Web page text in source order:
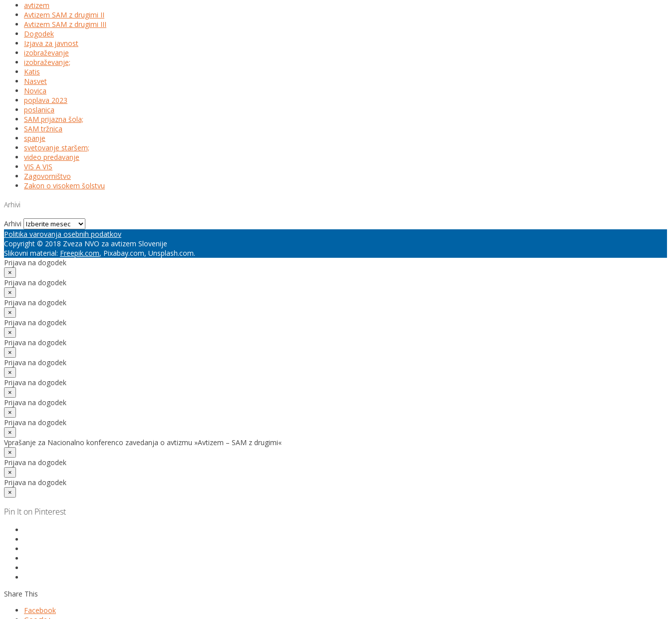
avtizem
Avtizem SAM z drugimi II
Avtizem SAM z drugimi III
Dogodek
Izjava za javnost
izobraževanje
izobraževanje;
Katis
Nasvet
Novica
poplava 2023
poslanica
SAM prijazna šola;
SAM tržnica
spanje
svetovanje staršem;
video predavanje
VIS A VIS
Zagovorništvo
Zakon o visokem šolstvu
Arhivi
Arhivi
Politika varovanja osebnih podatkov
Copyright © 2018 Zveza NVO za avtizem Slovenije
Slikovni material: Freepik.com, Pixabay.com, Unsplash.com.
Prijava na dogodek
×
Prijava na dogodek
×
Prijava na dogodek
×
Prijava na dogodek
×
Prijava na dogodek
×
Prijava na dogodek
×
Prijava na dogodek
×
Prijava na dogodek
×
Prijava na dogodek
×
Vprašanje za Nacionalno konferenco zavedanja o avtizmu »Avtizem – SAM z drugimi«
×
Prijava na dogodek
×
Prijava na dogodek
×
Pin It on Pinterest
Share This
Facebook